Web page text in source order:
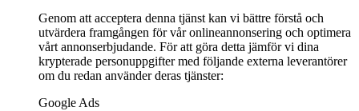
Genom att acceptera denna tjänst kan vi bättre förstå och
utvärdera framgången för vår onlineannonsering och optimera
vårt annonserbjudande. För att göra detta jämför vi dina
krypterade personuppgifter med följande externa leverantörer
om du redan använder deras tjänster:
Google Ads